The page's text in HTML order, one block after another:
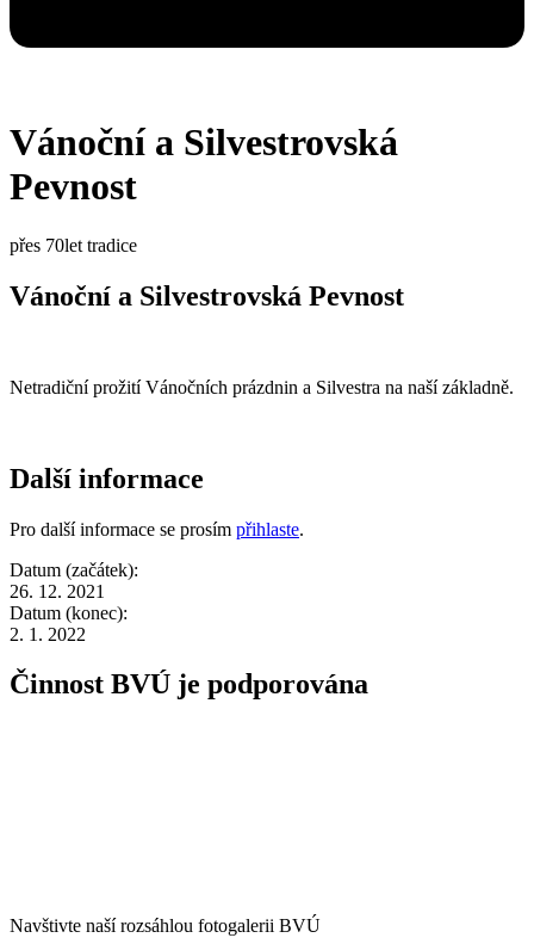
Vánoční a Silvestrovská
Pevnost
přes 70let tradice
Vánoční a Silvestrovská Pevnost
Netradiční prožití Vánočních prázdnin a Silvestra na naší základně.
Další informace
Pro další informace se prosím přihlaste.
Datum (začátek):
26. 12. 2021
Datum (konec):
2. 1. 2022
Činnost BVÚ je podporována
Navštivte naší rozsáhlou fotogalerii BVÚ